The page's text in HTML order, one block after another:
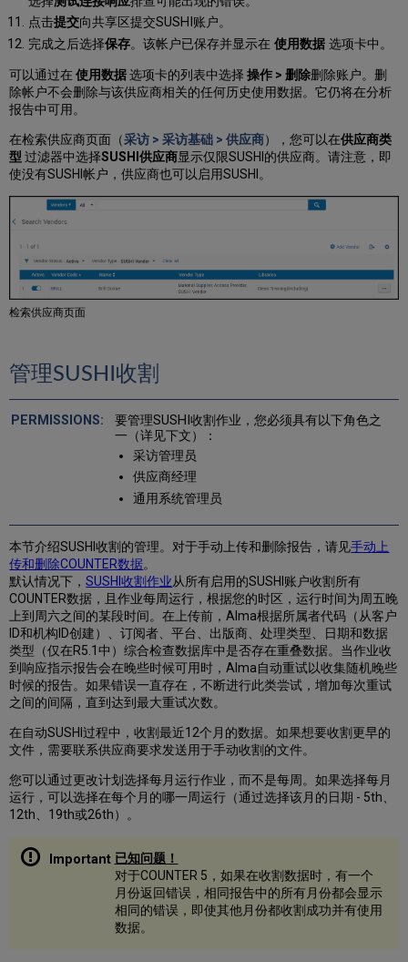
点击提交向共享区提交SUSHI账户。
完成之后选择保存。该帐户已保存并显示在 使用数据选项卡中。
可以通过在使用数据选项卡的列表中选择操作 > 删除删除账户。删
除帐户不会删除与该供应商相关的任何历史使用数据。它仍将在分析
报告中可用。
在检索供应商页面（采访 > 采访基础 > 供应商），您可以在供应商类
型 过滤器中选择SUSHI供应商显示仅限SUSHI的供应商。请注意，即
使没有SUSHI帐户，供应商也可以启用SUSHI。
检索供应商页面
管理SUSHI收割
要管理SUSHI收割作业，您必须具有以下角色之
一（详见下文）：
采访管理员
供应商经理
通用系统管理员
本节介绍SUSHI收割的管理。对于手动上传和删除报告，请见手动上
传和删除COUNTER数据。
默认情况下，SUSHI收割作业从所有启用的SUSHI账户收割所有
COUNTER数据，且作业每周运行，根据您的时区，运行时间为周五晚
上到周六之间的某段时间。在上传前，Alma根据所属者代码（从客户
ID和机构ID创建）、订阅者、平台、出版商、处理类型、日期和数据
类型（仅在R5.1中）综合检查数据库中是否存在重叠数据。当作业收
到响应指示报告会在晚些时候可用时，Alma自动重试以收集随机晚些
时候的报告。如果错误一直存在，不断进行此类尝试，增加每次重试
之间的间隔，直到达到最大重试次数。
在自动SUSHI过程中，收割最近12个月的数据。如果想要收割更早的
文件，需要联系供应商要求发送用于手动收割的文件。
您可以通过更改计划选择每月运行作业，而不是每周。如果选择每月
运行，可以选择在每个月的哪一周运行（通过选择该月的日期 - 5th、
12th、19th或26th）。
已知问题！
对于COUNTER 5，如果在收割数据时，有一个
月份返回错误，相同报告中的所有月份都会显示
相同的错误，即使其他月份都收割成功并有使用
数据。